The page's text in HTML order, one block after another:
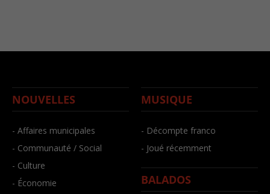
NOUVELLES
- Affaires municipales
- Communauté / Social
- Culture
- Économie
MUSIQUE
- Décompte franco
- Joué récemment
BALADOS